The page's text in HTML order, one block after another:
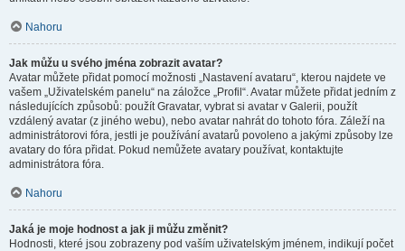
Nahoru
Jak můžu u svého jména zobrazit avatar?
Avatar můžete přidat pomocí možnosti „Nastavení avataru“, kterou najdete ve
vašem „Uživatelském panelu“ na záložce „Profil“. Avatar můžete přidat jedním z
následujících způsobů: použít Gravatar, vybrat si avatar v Galerii, použít
vzdálený avatar (z jiného webu), nebo avatar nahrát do tohoto fóra. Záleží na
administrátorovi fóra, jestli je používání avatarů povoleno a jakými způsoby lze
avatary do fóra přidat. Pokud nemůžete avatary používat, kontaktujte
administrátora fóra.
Nahoru
Jaká je moje hodnost a jak ji můžu změnit?
Hodnosti, které jsou zobrazeny pod vaším uživatelským jménem, indikují počet